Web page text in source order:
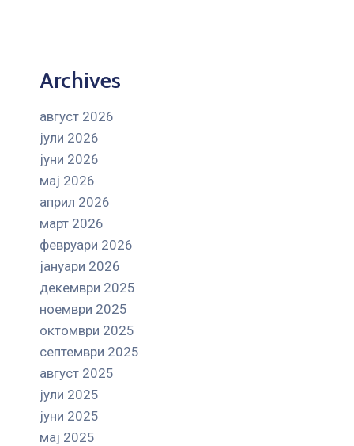
Archives
август 2026
јули 2026
јуни 2026
мај 2026
април 2026
март 2026
февруари 2026
јануари 2026
декември 2025
ноември 2025
октомври 2025
септември 2025
август 2025
јули 2025
јуни 2025
мај 2025